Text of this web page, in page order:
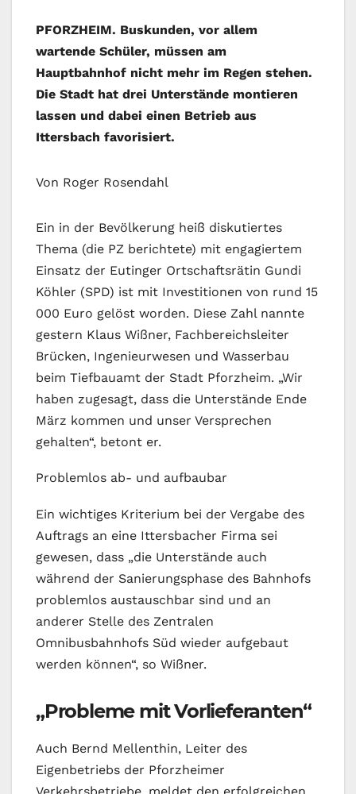
PFORZHEIM. Buskunden, vor allem
wartende Schüler, müssen am
Hauptbahnhof nicht mehr im Regen stehen.
Die Stadt hat drei Unterstände montieren
lassen und dabei einen Betrieb aus
Ittersbach favorisiert.
Von Roger Rosendahl
Ein in der Bevölkerung heiß diskutiertes
Thema (die PZ berichtete) mit engagiertem
Einsatz der Eutinger Ortschaftsrätin Gundi
Köhler (SPD) ist mit Investitionen von rund 15
000 Euro gelöst worden. Diese Zahl nannte
gestern Klaus Wißner, Fachbereichsleiter
Brücken, Ingenieurwesen und Wasserbau
beim Tiefbauamt der Stadt Pforzheim. „Wir
haben zugesagt, dass die Unterstände Ende
März kommen und unser Versprechen
gehalten“, betont er.
Problemlos ab- und aufbaubar
Ein wichtiges Kriterium bei der Vergabe des
Auftrags an eine Ittersbacher Firma sei
gewesen, dass „die Unterstände auch
während der Sanierungsphase des Bahnhofs
problemlos austauschbar sind und an
anderer Stelle des Zentralen
Omnibusbahnhofs Süd wieder aufgebaut
werden können“, so Wißner.
„Probleme mit Vorlieferanten“
Auch Bernd Mellenthin, Leiter des
Eigenbetriebs der Pforzheimer